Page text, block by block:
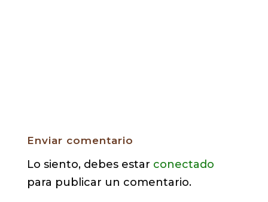
Enviar comentario
Lo siento, debes estar conectado
para publicar un comentario.